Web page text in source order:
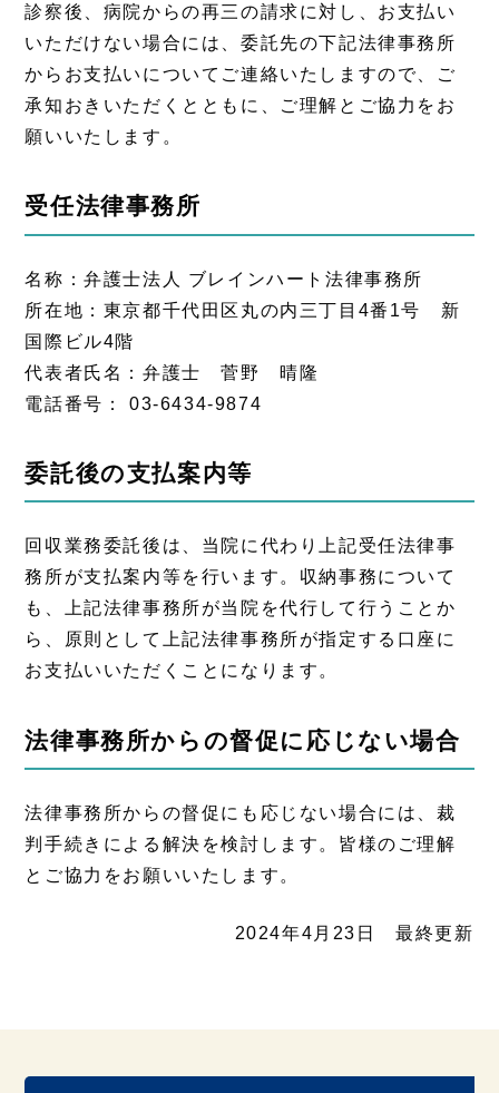
診察後、病院からの再三の請求に対し、お支払い
いただけない場合には、委託先の下記法律事務所
からお支払いについてご連絡いたしますので、ご
承知おきいただくとともに、ご理解とご協力をお
願いいたします。
受任法律事務所
名称：弁護士法人 ブレインハート法律事務所
所在地：東京都千代田区丸の内三丁目4番1号 新
国際ビル4階
代表者氏名：弁護士 菅野 晴隆
電話番号： 03-6434-9874
委託後の支払案内等
回収業務委託後は、当院に代わり上記受任法律事
務所が支払案内等を行います。収納事務について
も、上記法律事務所が当院を代行して行うことか
ら、原則として上記法律事務所が指定する口座に
お支払いいただくことになります。
法律事務所からの督促に応じない場合
法律事務所からの督促にも応じない場合には、裁
判手続きによる解決を検討します。皆様のご理解
とご協力をお願いいたします。
2024年4月23日 最終更新